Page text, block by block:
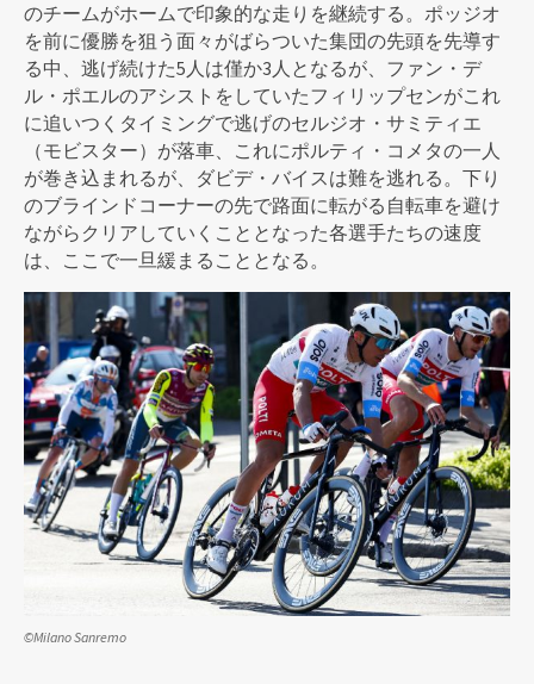
のチームがホームで印象的な走りを継続する。ポッジオ
を前に優勝を狙う面々がばらついた集団の先頭を先導す
る中、逃げ続けた5人は僅か3人となるが、ファン・デ
ル・ポエルのアシストをしていたフィリップセンがこれ
に追いつくタイミングで逃げのセルジオ・サミティエ
（モビスター）が落車、これにポルティ・コメタの一人
が巻き込まれるが、ダビデ・バイスは難を逃れる。下り
のブラインドコーナーの先で路面に転がる自転車を避け
ながらクリアしていくこととなった各選手たちの速度
は、ここで一旦緩まることとなる。
©Milano Sanremo